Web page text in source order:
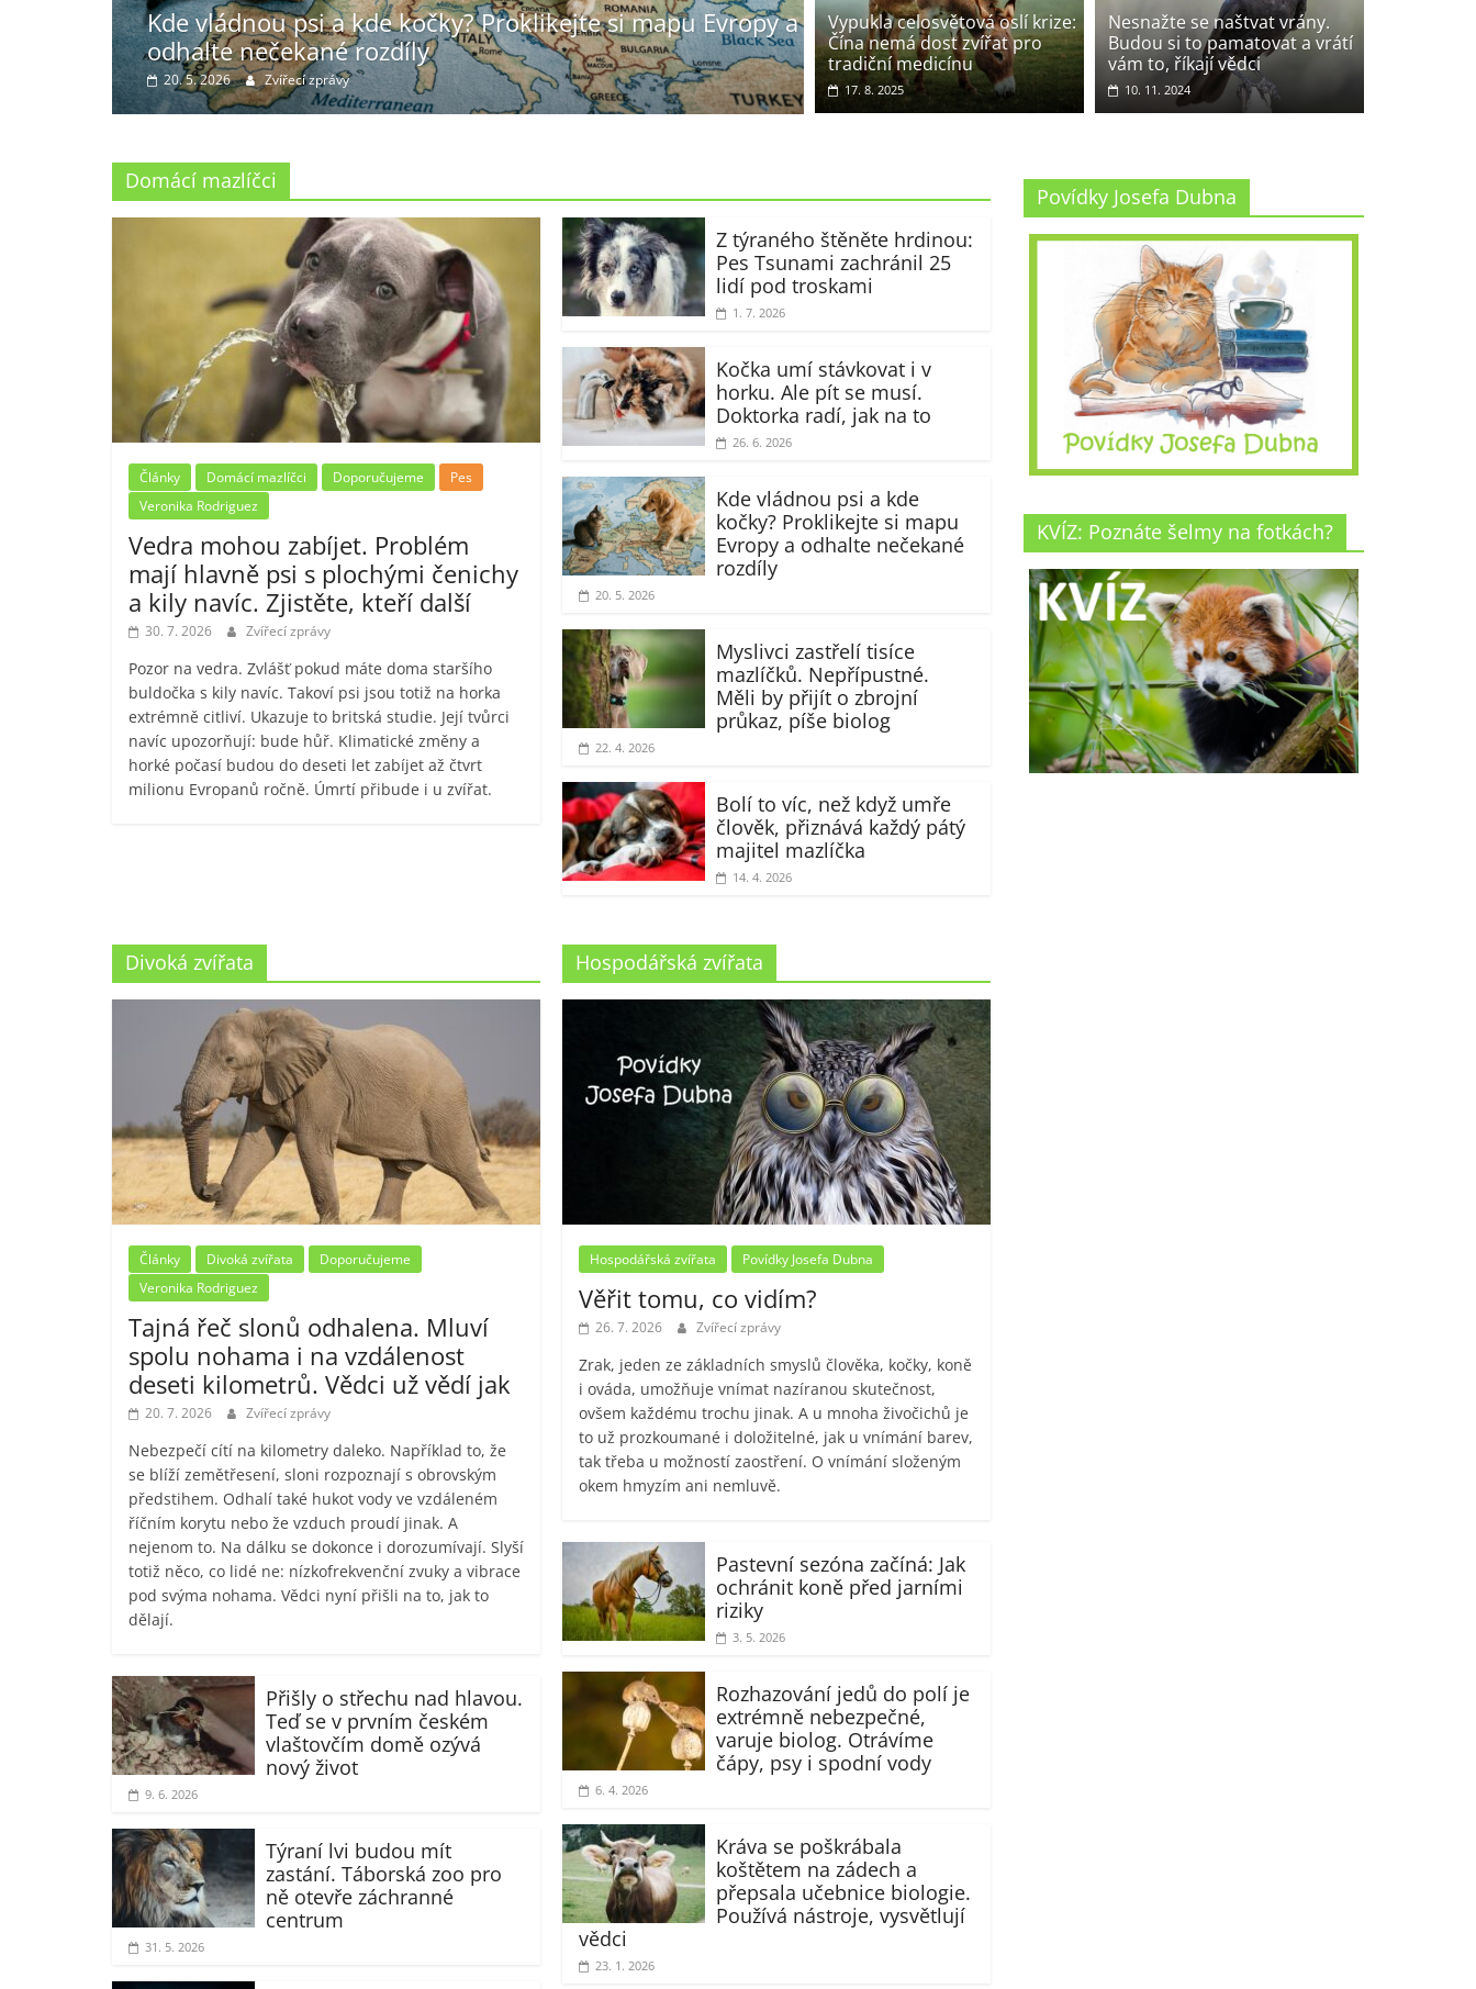
Evropy a
Ochranáři se radují: Na Žďársko se vrátili sokoli. Předtím
je málem vyhubil insekticid
9. 3. 2026 Zvířecí zprávy
Kráva se poškrábala koštětem na zádech a přepsala
učebnice biologie. Používá nástroje, vysvětlují vědci
23. 1. 2026 Zvířecí zprávy
Vypukla celosvětová oslí krize:
Čína nemá dost zvířat pro
tradiční medicínu
17. 8. 2025
Nesnažte se naštvat vrány.
Budou si to pamatovat a vrátí
vám to, říkají vědci
10. 11. 2024
Domácí mazlíčci
Články Domácí mazlíčci Doporučujeme
Pes
Veronika Rodriguez
Vedra mohou zabíjet. Problém
mají hlavně psi s plochými čenichy
a kily navíc. Zjistěte, kteří další
30. 7. 2026 Zvířecí zprávy
Pozor na vedra. Zvlášť pokud máte doma staršího
buldočka s kily navíc. Takoví psi jsou totiž na horka
extrémně citliví. Ukazuje to britská studie. Její tvůrci
navíc upozorňují: bude hůř. Klimatické změny a
horké počasí budou do deseti let zabíjet až čtvrt
milionu Evropanů ročně. Úmrtí přibude i u zvířat.
Z týraného štěněte hrdinou:
Pes Tsunami zachránil 25
lidí pod troskami
1. 7. 2026
Kočka umí stávkovat i v
horku. Ale pít se musí.
Doktorka radí, jak na to
26. 6. 2026
Kde vládnou psi a kde
kočky? Proklikejte si mapu
Evropy a odhalte nečekané
rozdíly
20. 5. 2026
Myslivci zastřelí tisíce
mazlíčků. Nepřípustné.
Měli by přijít o zbrojní
průkaz, píše biolog
22. 4. 2026
Bolí to víc, než když umře
člověk, přiznává každý pátý
majitel mazlíčka
14. 4. 2026
Divoká zvířata
Články Divoká zvířata
Doporučujeme
Veronika Rodriguez
Tajná řeč slonů odhalena. Mluví
spolu nohama i na vzdálenost
deseti kilometrů. Vědci už vědí jak
20. 7. 2026 Zvířecí zprávy
Nebezpečí cítí na kilometry daleko. Například to, že
se blíží zemětřesení, sloni rozpoznají s obrovským
předstihem. Odhalí také hukot vody ve vzdáleném
říčním korytu nebo že vzduch proudí jinak. A
nejenom to. Na dálku se dokonce i dorozumívají. Slyší
totiž něco, co lidé ne: nízkofrekvenční zvuky a vibrace
pod svýma nohama. Vědci nyní přišli na to, jak to
dělají.
Přišly o střechu nad hlavou.
Teď se v prvním českém
vlaštovčím domě ozývá
nový život
9. 6. 2026
Týraní lvi budou mít
zastání. Táborská zoo pro
ně otevře záchranné
centrum
31. 5. 2026
Hospodářská zvířata
Hospodářská zvířata Povídky Josefa Dubna
Věřit tomu, co vidím?
26. 7. 2026 Zvířecí zprávy
Zrak, jeden ze základních smyslů člověka, kočky, koně
i ováda, umožňuje vnímat nazíranou skutečnost,
ovšem každému trochu jinak. A u mnoha živočichů je
to už prozkoumané i doložitelné, jak u vnímání barev,
tak třeba u možností zaostření. O vnímání složeným
okem hmyzím ani nemluvě.
Pastevní sezóna začíná: Jak
ochránit koně před jarními
riziky
3. 5. 2026
Rozhazování jedů do polí je
extrémně nebezpečné,
varuje biolog. Otrávíme
čápy, psy i spodní vody
6. 4. 2026
Kráva se poškrábala
koštětem na zádech a
přepsala učebnice biologie.
Používá nástroje, vysvětlují
vědci
23. 1. 2026
Povídky Josefa Dubna
KVÍZ: Poznáte šelmy na fotkách?